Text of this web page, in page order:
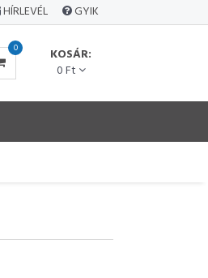
HÍRLEVÉL GYIK
0
KOSÁR:
0 Ft